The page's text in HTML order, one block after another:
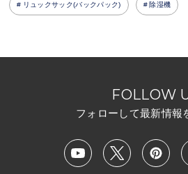
リュックサック(バックパック) 除湿機
FOLLOW
フォローして最新情報